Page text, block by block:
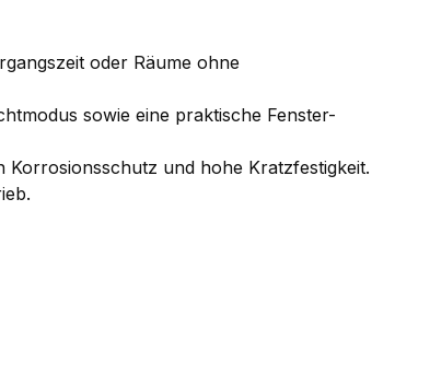
oder Räume ohne
sowie eine praktische Fenster-
und hohe Kratzfestigkeit.